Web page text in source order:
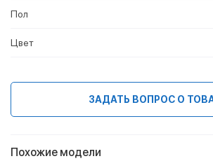
Пол
Цвет
ЗАДАТЬ ВОПРОС О
Похожие модели